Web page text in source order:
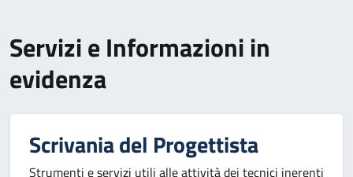
Servizi e Informazioni in
evidenza
Scrivania del Progettista
Strumenti e servizi utili alle attività dei tecnici inerenti